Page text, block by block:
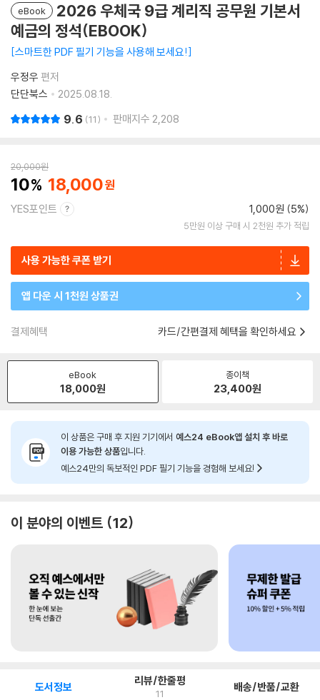
eBook
2026 우체국 9급 계리직 공무원 기본서
예금의 정석(EBOOK)
스마트한 PDF 필기 기능을 사용해 보세요!
우정우 편저
단단북스
2025.08.18.
9.6 11 판매지수 2,208
20,000원
10 18,000
YES포인트 1,000원 (5%)
5만원 이상 구매 시 2천원 추가 적립
사용 가능한 쿠폰 받기
앱 다운 시 1천원 상품권
결제혜택 카드/간편결제 혜택을 확인하세요
eBook
18,000원
종이책
23,400원
이 상품은 구매 후 지원 기기에서 예스24 eBook앱 설치 후 바로
이용 가능한 상품입니다.
예스24만의 독보적인 PDF 필기 기능을 경험해 보세요!
이 분야의 이벤트 12
도서정보 리뷰/한줄평
11 배송/반품/교환